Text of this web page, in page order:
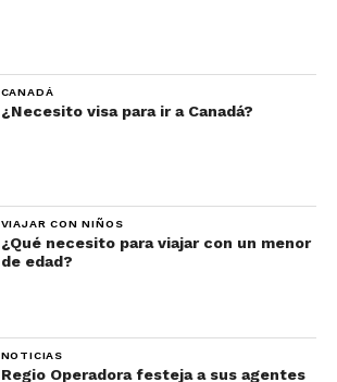
CANADÁ
¿Necesito visa para ir a Canadá?
VIAJAR CON NIÑOS
¿Qué necesito para viajar con un menor
de edad?
NOTICIAS
Regio Operadora festeja a sus agentes